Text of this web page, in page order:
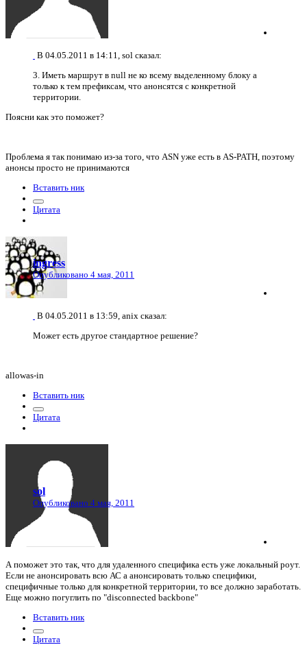
В 04.05.2011 в 14:11, sol сказал:
3. Иметь маршрут в null не ко всему выделенному блоку а
только к тем префиксам, что анонсятся с конкретной
территории.
Поясни как это поможет?
Проблема я так понимаю из-за того, что ASN уже есть в AS-PATH, поэтому
анонсы просто не принимаются
Вставить ник
Цитата
ingress
Опубликовано 4 мая, 2011
В 04.05.2011 в 13:59, anix сказал:
Может есть другое стандартное решение?
allowas-in
Вставить ник
Цитата
sol
Опубликовано 4 мая, 2011
А поможет это так, что для удаленного специфика есть уже локальный роут.
Если не анонсировать всю АС а анонсировать только специфики,
специфичные только для конкретной территории, то все должно заработать.
Еще можно погуглить по "disconnected backbone"
Вставить ник
Цитата